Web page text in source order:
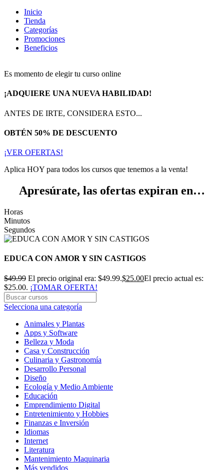
Inicio
Tienda
Categorías
Promociones
Beneficios
Es momento de elegir tu curso online
¡ADQUIERE UNA NUEVA HABILIDAD!
ANTES DE IRTE, CONSIDERA ESTO...
OBTÉN 50% DE DESCUENTO
¡VER OFERTAS!
Aplica HOY para todos los cursos que tenemos a la venta!
Apresúrate, las ofertas expiran en…
Horas
Minutos
Segundos
EDUCA CON AMOR Y SIN CASTIGOS
$49.99 El precio original era: $49.99.$25.00El precio actual es:
$25.00. ¡TOMAR OFERTA!
Selecciona una categoría
Animales y Plantas
Apps y Software
Belleza y Moda
Casa y Construcción
Culinaria y Gastronomía
Desarrollo Personal
Diseño
Ecología y Medio Ambiente
Educación
Emprendimiento Digital
Entretenimiento y Hobbies
Finanzas e Inversión
Idiomas
Internet
Literatura
Mantenimiento Maquinaria
Más vendidos